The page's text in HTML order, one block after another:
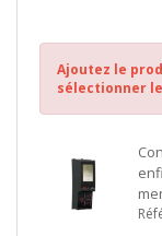
Ajoutez le
sélectionner